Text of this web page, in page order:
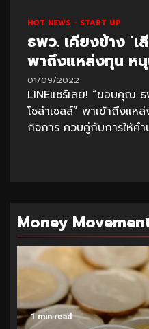
HOT NEWS START UP
ธพว. เคียงข้าง ‘เ
พาถึงแหล่งทุน หนุ
01/09/2022
LINEแชร์เลย! “ขอบคุณ
โซล่าเซลล์” พาเข้าถึงแห
กิจการ ควบคู่กับการให้คำ
Money
1 min read